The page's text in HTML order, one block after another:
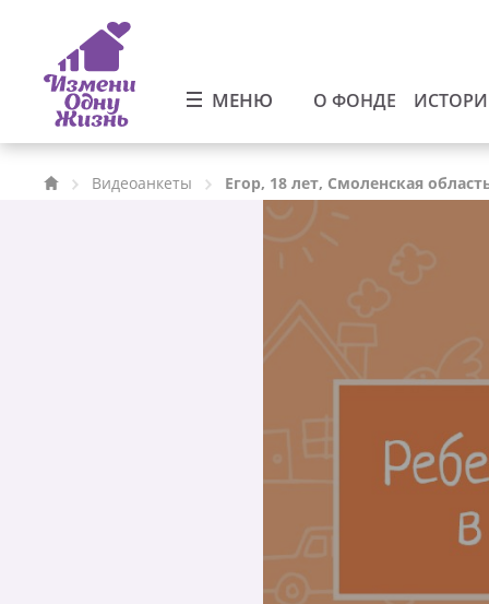
МЕНЮ О ФОНДЕ
Видеоанкеты Егор, 18 лет, Смоленская